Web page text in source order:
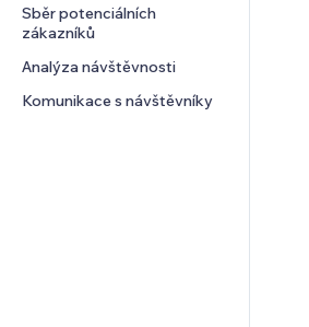
Tabulky a grafy
Sběr potenciálních
zákazníků
Analýza návštěvnosti
Komunikace s návštěvníky